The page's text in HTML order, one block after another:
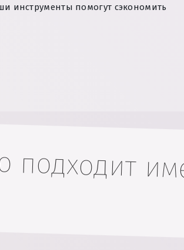
инструменты помогут сэкономить
подходит